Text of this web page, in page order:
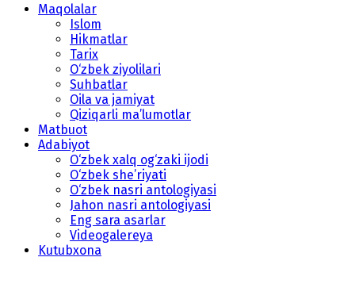
Maqolalar
Islom
Hikmatlar
Tarix
O‘zbek ziyolilari
Suhbatlar
Oila va jamiyat
Qiziqarli ma’lumotlar
Matbuot
Adabiyot
O‘zbek xalq og‘zaki ijodi
O‘zbek she’riyati
O‘zbek nasri antologiyasi
Jahon nasri antologiyasi
Eng sara asarlar
Videogalereya
Kutubxona